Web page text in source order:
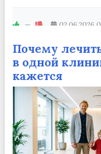
— 02.06.2026
Почему
в одной
кажется